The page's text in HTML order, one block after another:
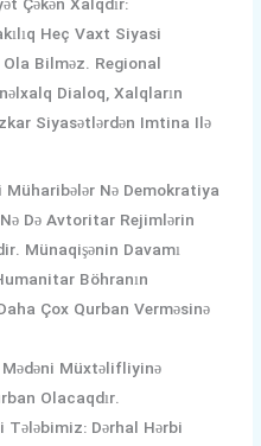
Çəkən Xalqdır:
Heç Vaxt Siyasi
Ola Bilməz. Regional
Dialoq, Xalqların
Siyasətlərdən Imtina Ilə
Nə Demokratiya
Də Avtoritar Rejimlərin
Münaqişənin Davamı
Böhranın
Çox Qurban Verməsinə
Müxtəlifliyinə
Olacaqdır.
Tələbimiz: Dərhal Hərbi